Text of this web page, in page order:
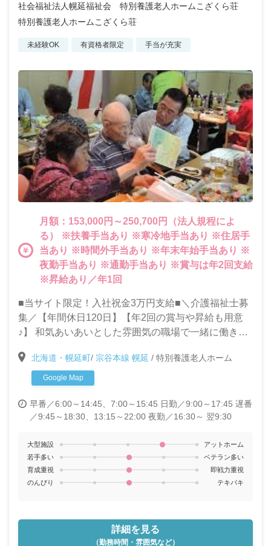
社会福祉法人幌延福祉会 特別養護老人ホームこざくら荘
特別養護老人ホームこざくら荘
未経験OK 有資格者限定 手当が充実
月額：153,000円～250,700円（法人規程によ
る） ※扶養手当あり ※寒冷地手当あり ※住居手
当あり ※時間外手当あり ※年末年始手当あり ※
夜勤手当あり ※通勤手当あり ※賞与は年2回支給
※昇給あり／年1回
■当サイト限定！入社祝金3万円支給■＼介護福祉士募
集／【年間休日120日】【年2回の賞与や昇給も用意
♪】 和気あいあいとした雰囲気の職場で一緒に働きま
北海道・幌延町/ 宗谷本線 幌延 / 特別養護老人ホーム
Google Map
早番／6:00～14:45、7:00～15:45 日勤／9:00～17:45 遅番
／9:45～18:30、13:15～22:00 夜勤／16:30～ 翌9:30
大型施設
アットホーム
若手多い
ベテラン多い
育成重視
即戦力重視
のんびり
テキパキ
詳細を見る
（勤務時間・雰囲気など）